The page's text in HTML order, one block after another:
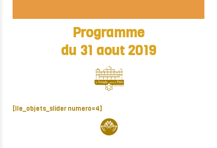
Programme
du 31 aout 2019
[lle_objets_slider numero=4]